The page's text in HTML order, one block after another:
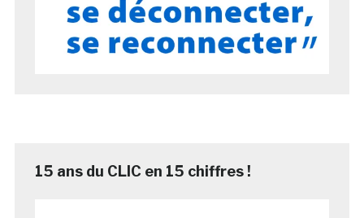
15 ans du CLIC en 15 chiffres !